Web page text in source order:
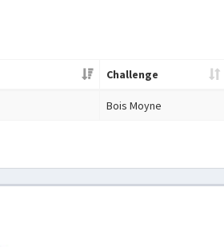
Challenge
Bois Moyne